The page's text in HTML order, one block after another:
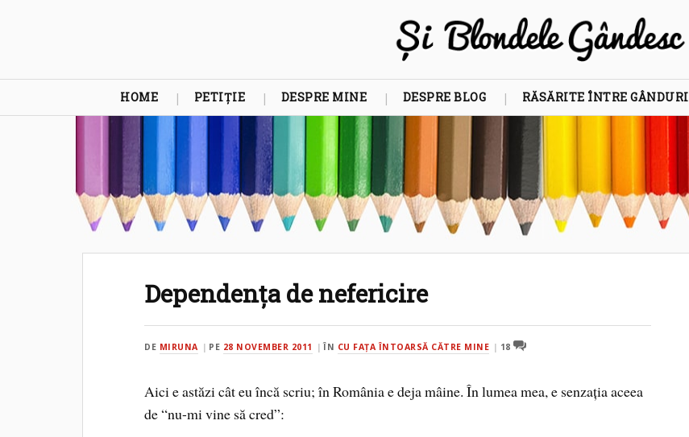
HOME PETIȚIE DESPRE MINE DESPRE BLOG RĂSĂRITE ÎNTRE GÂNDURI
Dependenţa de nefericire
DE MIRUNA PE 28 NOVEMBER 2011 ÎN CU FAŢA ÎNTOARSĂ CĂTRE MINE 18
Aici e astăzi cât eu încă scriu; în România e deja mâine. În lumea mea, e senzaţia aceea
de “nu-mi vine să cred”: